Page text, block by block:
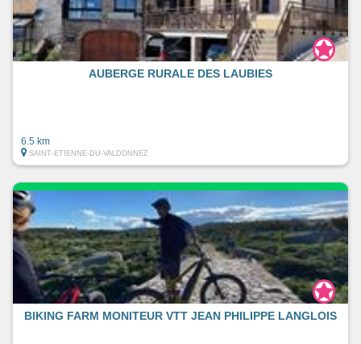
AUBERGE RURALE DES LAUBIES
6.5 km
SAINT-ETIENNE-DU-VALDONNEZ
BIKING FARM MONITEUR VTT JEAN PHILIPPE LANGLOIS